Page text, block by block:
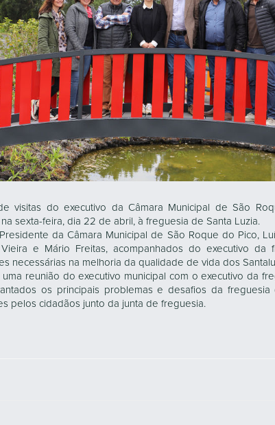
visitas do executivo da Câmara Municipal de São
sexta-feira, dia 22 de abril, à freguesia de Santa Luzia.
da Câmara Municipal de São Roque do Pico,
Vieira e Mário Freitas, acompanhados do executivo da
necessárias na melhoria da qualidade de vida dos
reunião do executivo municipal com o executivo da
os principais problemas e desafios da
pelos cidadãos junto da junta de freguesia.